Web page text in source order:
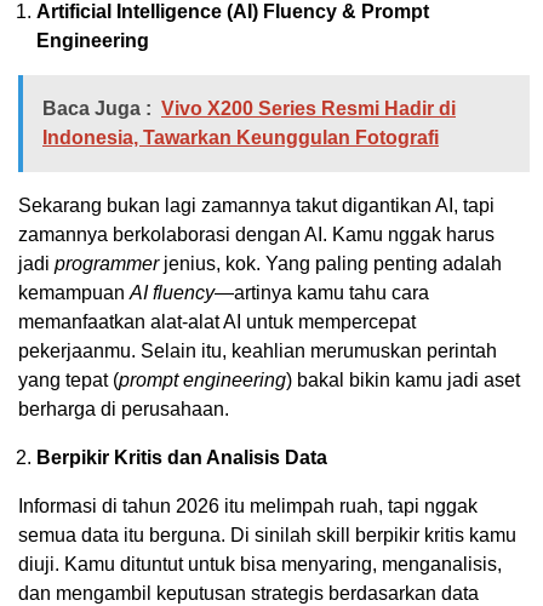
Artificial Intelligence (AI) Fluency & Prompt
Engineering
Baca Juga : Vivo X200 Series Resmi Hadir di
Indonesia, Tawarkan Keunggulan Fotografi
Sekarang bukan lagi zamannya takut digantikan AI, tapi
zamannya berkolaborasi dengan AI. Kamu nggak harus
jadi programmerjenius, kok. Yang paling penting adalah
kemampuan AI fluency—artinya kamu tahu cara
memanfaatkan alat-alat AI untuk mempercepat
pekerjaanmu. Selain itu, keahlian merumuskan perintah
yang tepat (prompt engineering) bakal bikin kamu jadi aset
berharga di perusahaan.
Berpikir Kritis dan Analisis Data
Informasi di tahun 2026 itu melimpah ruah, tapi nggak
semua data itu berguna. Di sinilah skill berpikir kritis kamu
diuji. Kamu dituntut untuk bisa menyaring, menganalisis,
dan mengambil keputusan strategis berdasarkan data